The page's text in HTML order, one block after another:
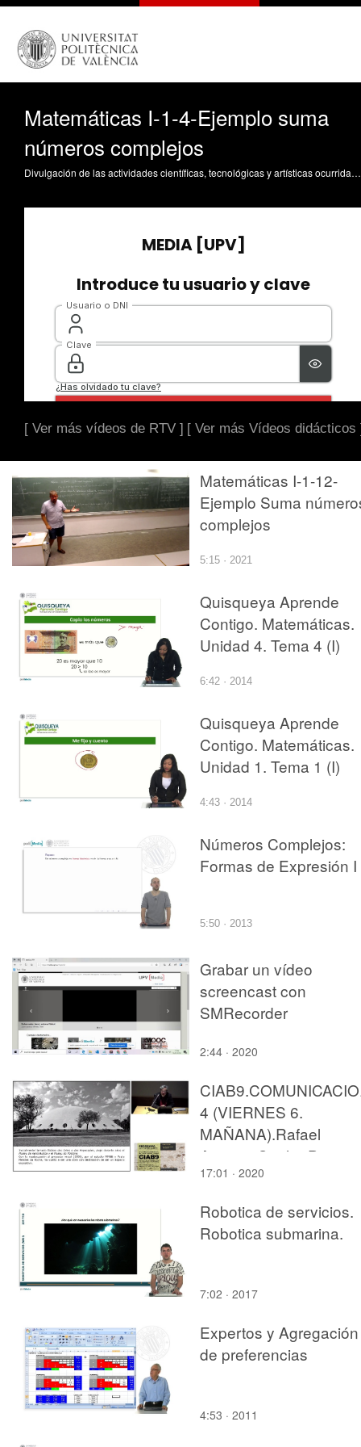
Matemáticas I-1-4-Ejemplo suma
números complejos
Divulgación de las actividades científicas, tecnológicas y artísticas ocurridas en los tres campus de la UPV
[ Ver más vídeos de RTV ] [ Ver más Vídeos didácticos
Matemáticas I-1-12-
Ejemplo Suma
complejos
5:15 · 2021
Quisqueya Aprende
Contigo. Matemáticas.
Unidad 4. Tema 4 (I)
6:42 · 2014
Quisqueya Aprende
Contigo. Matemáticas.
Unidad 1. Tema 1 (I)
4:43 · 2014
Números Complejos:
Formas de Expresión I
5:50 · 2013
Grabar un vídeo
screencast con
SMRecorder
2:44 · 2020
4 (VIERNES 6.
MAÑANA).Rafael
Antonio Cunha
Maria Augusta Justi
Schimidt.
17:01 · 2020
Robotica de servicios.
Robotica submarina.
7:02 · 2017
Expertos y Agregación
de preferencias
4:53 · 2011